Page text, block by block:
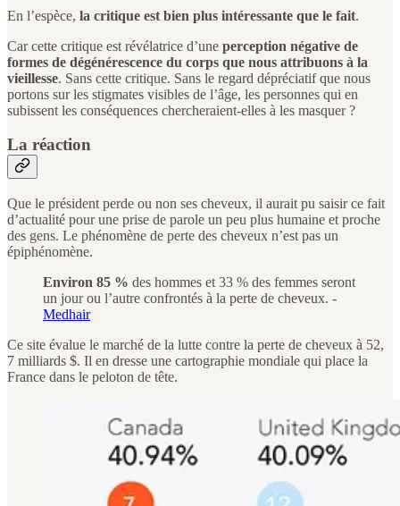
En l’espèce, la critique est bien plus intéressante que le fait.
Car cette critique est révélatrice d’une perception négative de
formes de dégénérescence du corps que nous attribuons à la
vieillesse. Sans cette critique. Sans le regard dépréciatif que nous
portons sur les stigmates visibles de l’âge, les personnes qui en
subissent les conséquences chercheraient-elles à les masquer ?
La réaction
Que le président perde ou non ses cheveux, il aurait pu saisir ce fait
d’actualité pour une prise de parole un peu plus humaine et proche
des gens. Le phénomène de perte des cheveux n’est pas un
épiphénomène.
Environ 85 % des hommes et 33 % des femmes seront
un jour ou l’autre confrontés à la perte de cheveux. -
Medhair
Ce site évalue le marché de la lutte contre la perte de cheveux à 52,
7 milliards $. Il en dresse une cartographie mondiale qui place la
France dans le peloton de tête.